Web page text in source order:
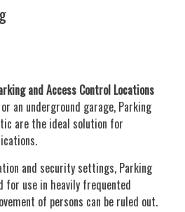
and Access Control Locations
an underground garage, Parking
are the ideal solution for
and security settings, Parking
for use in heavily frequented
of persons can be ruled out.